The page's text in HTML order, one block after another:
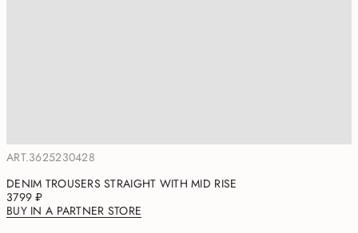
ART.3625230428
DENIM TROUSERS STRAIGHT WITH MID RISE
3799 ₽
BUY IN A PARTNER STORE